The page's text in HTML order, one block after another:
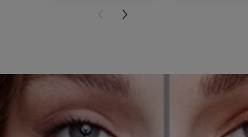
PREVIOUS CARD
NEXT CARD